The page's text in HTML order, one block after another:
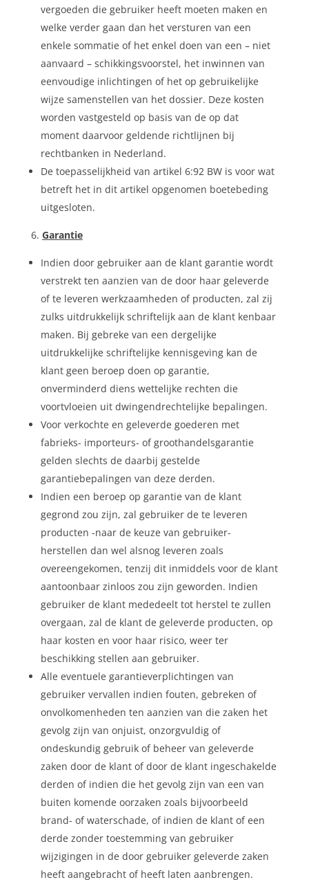
vergoeden die gebruiker heeft moeten maken en
welke verder gaan dan het versturen van een
enkele sommatie of het enkel doen van een – niet
aanvaard – schikkingsvoorstel, het inwinnen van
eenvoudige inlichtingen of het op gebruikelijke
wijze samenstellen van het dossier. Deze kosten
worden vastgesteld op basis van de op dat
moment daarvoor geldende richtlijnen bij
rechtbanken in Nederland.
De toepasselijkheid van artikel 6:92 BW is voor wat
betreft het in dit artikel opgenomen boetebeding
uitgesloten.
Garantie
Indien door gebruiker aan de klant garantie wordt
verstrekt ten aanzien van de door haar geleverde
of te leveren werkzaamheden of producten, zal zij
zulks uitdrukkelijk schriftelijk aan de klant kenbaar
maken. Bij gebreke van een dergelijke
uitdrukkelijke schriftelijke kennisgeving kan de
klant geen beroep doen op garantie,
onverminderd diens wettelijke rechten die
voortvloeien uit dwingendrechtelijke bepalingen.
Voor verkochte en geleverde goederen met
fabrieks- importeurs- of groothandelsgarantie
gelden slechts de daarbij gestelde
garantiebepalingen van deze derden.
Indien een beroep op garantie van de klant
gegrond zou zijn, zal gebruiker de te leveren
producten -naar de keuze van gebruiker-
herstellen dan wel alsnog leveren zoals
overeengekomen, tenzij dit inmiddels voor de klant
aantoonbaar zinloos zou zijn geworden. Indien
gebruiker de klant mededeelt tot herstel te zullen
overgaan, zal de klant de geleverde producten, op
haar kosten en voor haar risico, weer ter
beschikking stellen aan gebruiker.
Alle eventuele garantieverplichtingen van
gebruiker vervallen indien fouten, gebreken of
onvolkomenheden ten aanzien van die zaken het
gevolg zijn van onjuist, onzorgvuldig of
ondeskundig gebruik of beheer van geleverde
zaken door de klant of door de klant ingeschakelde
derden of indien die het gevolg zijn van een van
buiten komende oorzaken zoals bijvoorbeeld
brand- of waterschade, of indien de klant of een
derde zonder toestemming van gebruiker
wijzigingen in de door gebruiker geleverde zaken
heeft aangebracht of heeft laten aanbrengen.